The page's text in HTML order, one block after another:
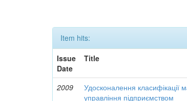
Item hits:
Issue
Date
Title
2009
Удосконалення класифікації
управління підприємством